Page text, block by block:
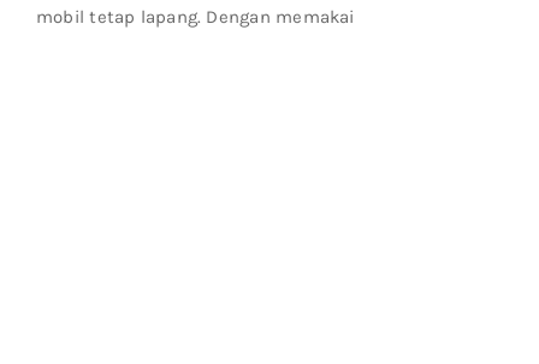
mobil tetap lapang. Dengan memakai